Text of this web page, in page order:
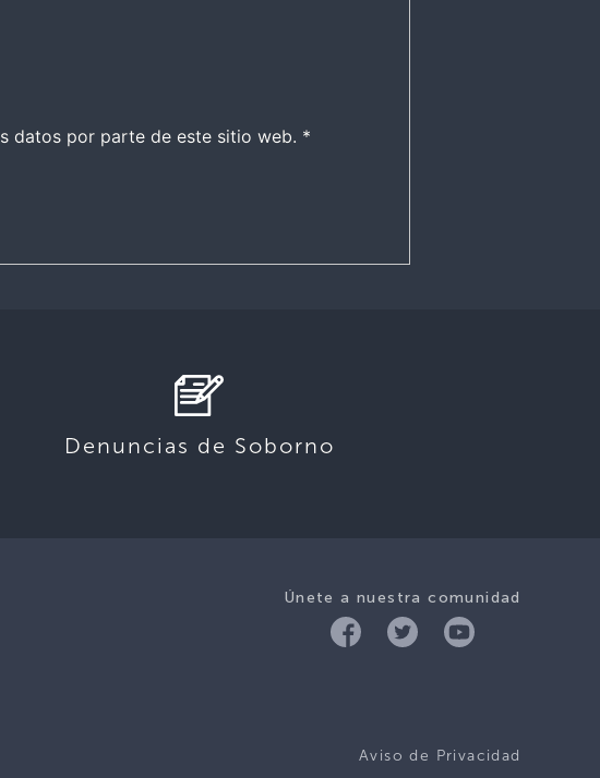
datos por parte de este sitio web. *
Denuncias de Soborno
Únete a nuestra comunidad
Aviso de Privacidad